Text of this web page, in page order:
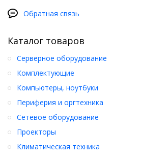
Обратная связь
Каталог товаров
Серверное оборудование
Комплектующие
Компьютеры, ноутбуки
Периферия и оргтехника
Сетевое оборудование
Проекторы
Климатическая техника